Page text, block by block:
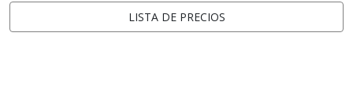
LISTA DE PRECIOS